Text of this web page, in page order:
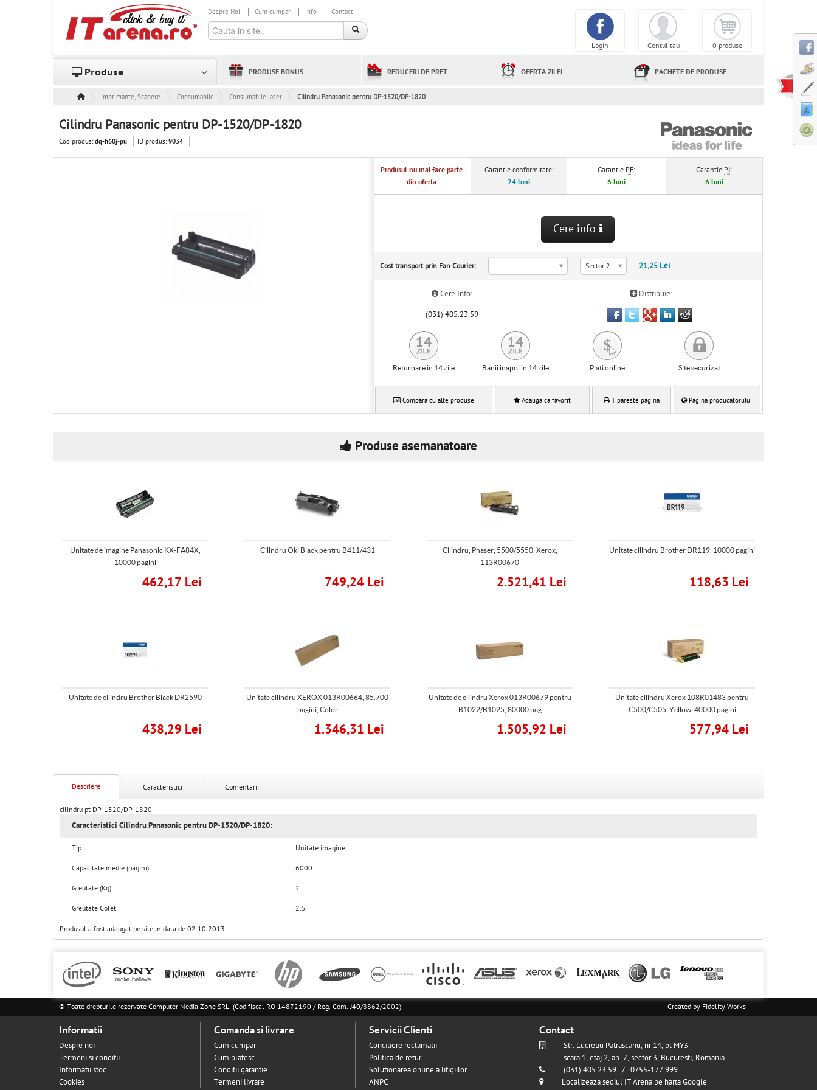
Despre Noi Cum cumpar Info Contact
0 produse
Contul tau
Login
Produse PRODUSE BONUS REDUCERI DE PRET OFERTA ZILEI PACHETE DE PRODUSE
Imprimante, Scanere & Consumabile
Consumabile Consumabile laser Cilindru Panasonic pentru DP-1520/DP-1820
Cilindru Panasonic pentru DP-1520/DP-1820
Cod produs:dq-h60j-pu ID produs:9034
Produsul nu mai face parte
din oferta
Garantie conformitate:
24 luni
Garantie PF:
6 luni
Garantie PJ:
6 luni
Cere info
Cost transport prin Fan Courier: Sector 2 21,25 Lei
Cere Info: Distribuie:
(031) 405.23.59
Returnare in 14 zile Banii inapoi in 14 zile Plati online Site securizat
Compara cu alte produse Adauga ca favorit Tipareste pagina Pagina producatorului
Produse asemanatoare
Unitate de imagine Panasonic KX-FA84X,
10000 pagini
462,17 Lei
Cilindru Oki Black pentru B411/431
749,24 Lei
Cilindru, Phaser, 5500/5550, Xerox,
113R00670
2.521,41 Lei
Unitate cilindru Brother DR119, 10000 pagini
118,63 Lei
Unitate de cilindru Brother Black DR2590
438,29 Lei
Unitate cilindru XEROX 013R00664, 85.700
pagini, Color
1.346,31 Lei
Unitate de cilindru Xerox 013R00679 pentru
B1022/B1025, 80000 pag
1.505,92 Lei
Unitate cilindru Xerox 108R01483 pentru
C500/C505, Yellow, 40000 pagini
577,94 Lei
Descriere Caracteristici Comentarii
cilindru pt DP-1520/DP-1820
Caracteristici Cilindru Panasonic pentru DP-1520/DP-1820:
Tip Unitate imagine
Capacitate medie (pagini) 6000
Greutate (Kg) 2
Greutate Colet 2.5
Produsul a fost adaugat pe site in data de 02.10.2013
© Toate drepturile rezervate Computer Media Zone SRL. (Cod fiscal RO 14872190 / Reg. Com. J40/8862/2002) Created by Fidelity Works
Informatii
Despre noi
Termeni si conditii
Informatii stoc
Cookies
Comanda si livrare
Cum cumpar
Cum platesc
Conditii garantie
Termeni livrare
Servicii Clienti
Conciliere reclamatii
Politica de retur
Solutionarea online a litigiilor
ANPC
Contact
Str. Lucretiu Patrascanu, nr 14, bl MY3
scara 1, etaj 2, ap. 7, sector 3, Bucuresti, Romania
(031) 405.23.59 / 0755-177.999
Localizeaza sediul IT Arena pe harta Google